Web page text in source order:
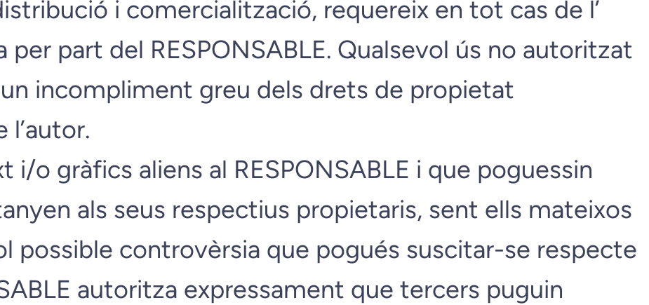
i comercialització, requereix en tot cas de l’
part del RESPONSABLE. Qualsevol ús no autoritzat
incompliment greu dels drets de propietat
l’autor.
i/o gràfics aliens al RESPONSABLE i que poguessin
als seus respectius propietaris, sent ells mateixos
possible controvèrsia que pogués suscitar-se respecte
autoritza expressament que tercers puguin